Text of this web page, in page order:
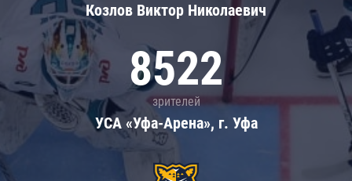
Козлов Виктор Николаевич
8522
зрителей
УСА «Уфа-Арена», г. Уфа